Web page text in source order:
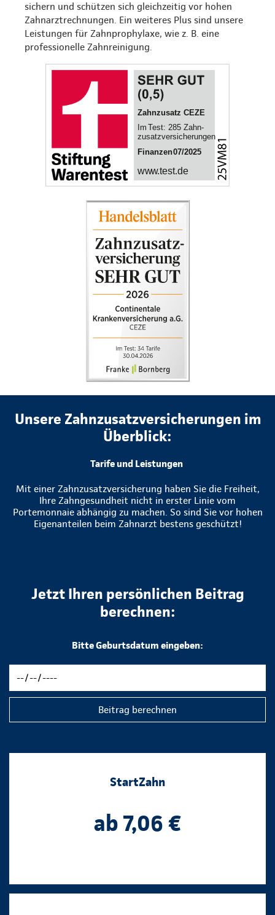
sichern und schützen sich gleichzeitig vor hohen
Zahnarztrechnungen. Ein weiteres Plus sind unsere
Leistungen für Zahnprophylaxe, wie z. B. eine
professionelle Zahnreinigung.
Unsere Zahnzusatzversicherungen im
Überblick:
Tarife und Leistungen
Mit einer Zahnzusatzversicherung haben Sie die Freiheit,
Ihre Zahngesundheit nicht in erster Linie vom
Portemonnaie abhängig zu machen. So sind Sie vor hohen
Eigenanteilen beim Zahnarzt bestens geschützt!
Jetzt Ihren persönlichen Beitrag
berechnen:
Bitte Geburtsdatum eingeben:
Beitrag berechnen
StartZahn
ab 7,06 €